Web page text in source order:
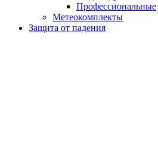
Профессиональные
Метеокомплекты
Защита от падения